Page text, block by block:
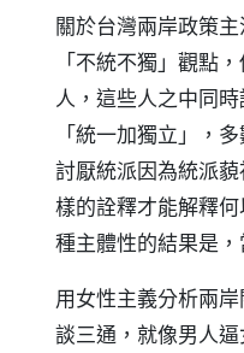
關於台灣兩岸政策
「不統不獨」觀點
人，這些人之中同
「統一加獨立」，
討厭統派因為統派
樣的詮釋才能解釋
種主體性的結果是
用女性主義分析兩
談三通，就像男人